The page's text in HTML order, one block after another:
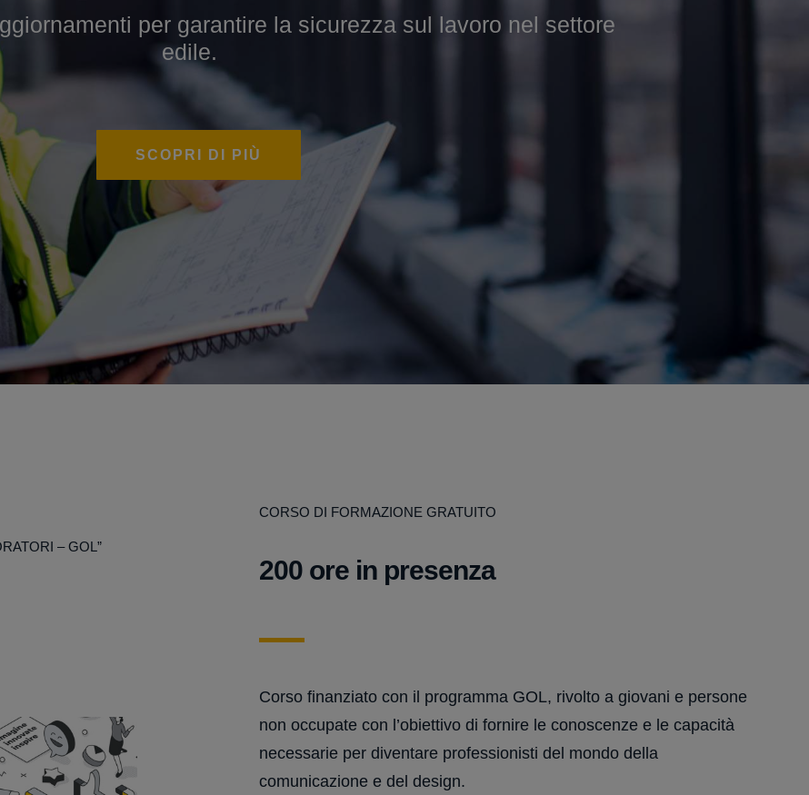
per garantire la sicurezza sul lavoro nel settore
edile.
SCOPRI DI PIÙ
sviluppare competenze specialistiche nel settore edile.
SCOPRI DI PIÙ
– GOL”
CORSO DI FORMAZIONE GRATUITO
200 ore in presenza
Corso finanziato con il programma GOL, rivolto a giovani e persone
non occupate con l’obiettivo di fornire le conoscenze e le capacità
necessarie per diventare professionisti del mondo della
comunicazione e del design.